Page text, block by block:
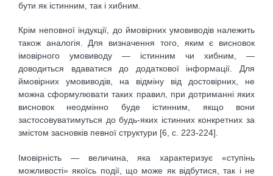
бути як істинним, так і хибним.
Крім неповної індукції, до ймовірних умовиводів належить
також аналогія. Для визначення того, яким є висновок
імовірного умовиводу — істинним чи хибним, —
доводиться вдаватися до додаткової інформації. Для
ймовірних умовиводів, на відміну від достовірних, не
можна сформулювати таких правил, при дотриманні яких
висновок неодмінно буде істинним, якщо вони
застосовуватимуться до будь-яких істинних конкретних за
змістом засновків певної структури [6, c. 223-224].
Імовірність — величина, яка характеризує «ступінь
можливості» якоїсь події, що може як відбутися, так і не